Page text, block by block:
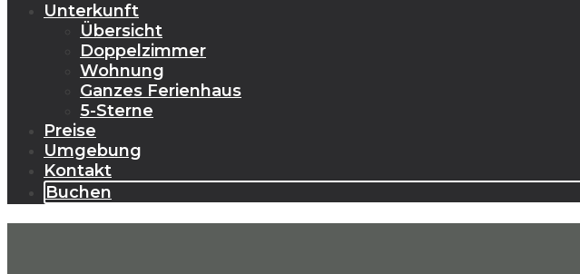
Unterkunft
Übersicht
Doppelzimmer
Wohnung
Ganzes Ferienhaus
5-Sterne
Preise
Umgebung
Kontakt
Buchen